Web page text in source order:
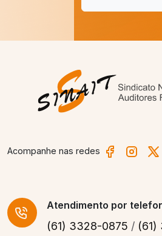
Acompanhe nas redes
Atendimento por
(61) 3328-0875 /